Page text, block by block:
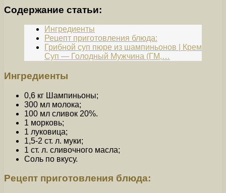
Содержание статьи:
Ингредиенты
Рецепт приготовления блюда:
Грибной суп пюре из шампиньонов | Крем
Суп — Голодный Мужчина (ГМ,…
Ингредиенты
0,6 кг Шампиньоны;
300 мл молока;
100 мл сливок 20%.
1 морковь;
1 луковица;
1,5-2 ст. л. муки;
1 ст. л. сливочного масла;
Соль по вкусу.
Рецепт приготовления блюда: